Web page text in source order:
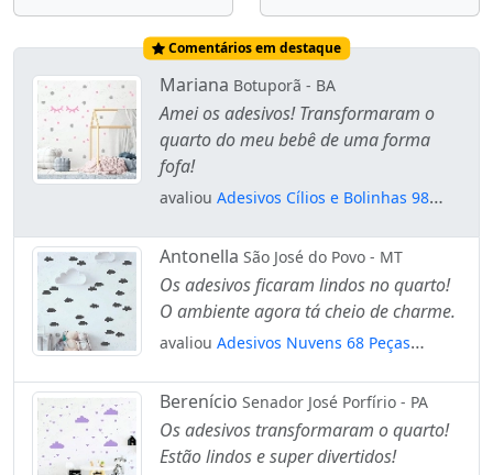
Comentários em destaque
Mariana Botuporã - BA
Amei os adesivos! Transformaram o
quarto do meu bebê de uma forma
fofa!
avaliou Adesivos Cílios e Bolinhas 98
Infantil Mod:28
Antonella São José do Povo - MT
Os adesivos ficaram lindos no quarto!
O ambiente agora tá cheio de charme.
avaliou Adesivos Nuvens 68 Peças
Mod:524
Berenício Senador José Porfírio - PA
Os adesivos transformaram o quarto!
Estão lindos e super divertidos!